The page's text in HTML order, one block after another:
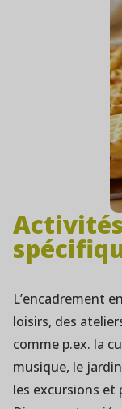
L’encadrement
loisirs, des
comme p.ex. la
musique, le
les excursions et